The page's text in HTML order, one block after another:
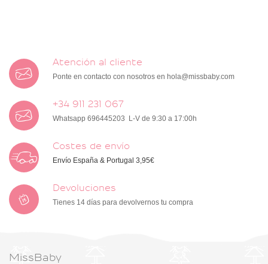
Atención al cliente
Ponte en contacto con nosotros en hola@missbaby.com
+34 911 231 067
Whatsapp 696445203 L-V de 9:30 a 17:00h
Costes de envío
Envío España & Portugal 3,95€
Devoluciones
Tienes 14 días para devolvernos tu compra
MissBaby